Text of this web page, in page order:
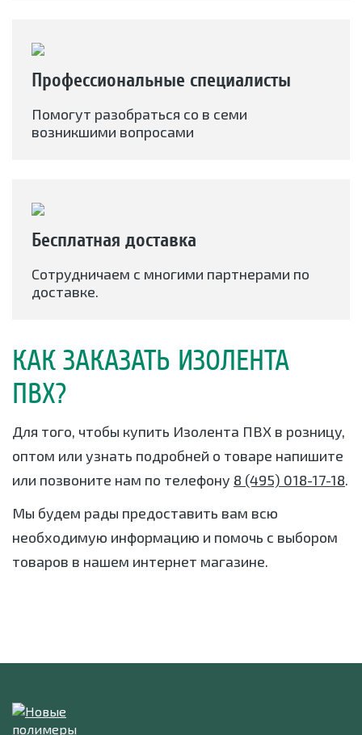
Профессиональные специалисты
Помогут разобраться со в семи
возникшими вопросами
Бесплатная доставка
Сотрудничаем с многими партнерами по
доставке.
КАК ЗАКАЗАТЬ ИЗОЛЕНТА
ПВХ?
Для того, чтобы купить Изолента ПВХ в розницу,
оптом или узнать подробней о товаре напишите
или позвоните нам по телефону 8 (495) 018-17-18.
Мы будем рады предоставить вам всю
необходимую информацию и помочь с выбором
товаров в нашем интернет магазине.